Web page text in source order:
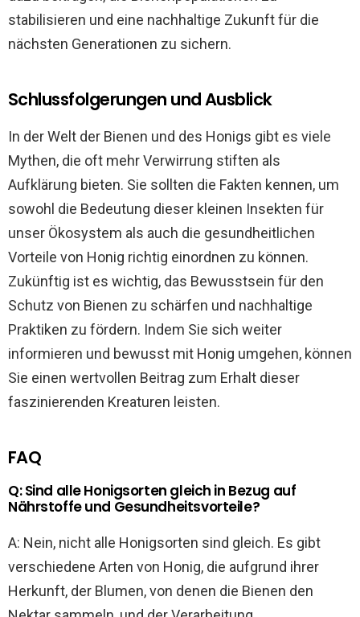
stabilisieren und eine nachhaltige Zukunft für die
nächsten Generationen zu sichern.
Schlussfolgerungen und Ausblick
In der Welt der Bienen und des Honigs gibt es viele
Mythen, die oft mehr Verwirrung stiften als
Aufklärung bieten. Sie sollten die Fakten kennen, um
sowohl die Bedeutung dieser kleinen Insekten für
unser Ökosystem als auch die gesundheitlichen
Vorteile von Honig richtig einordnen zu können.
Zukünftig ist es wichtig, das Bewusstsein für den
Schutz von Bienen zu schärfen und nachhaltige
Praktiken zu fördern. Indem Sie sich weiter
informieren und bewusst mit Honig umgehen, können
Sie einen wertvollen Beitrag zum Erhalt dieser
faszinierenden Kreaturen leisten.
FAQ
Q: Sind alle Honigsorten gleich in Bezug auf
Nährstoffe und Gesundheitsvorteile?
A: Nein, nicht alle Honigsorten sind gleich. Es gibt
verschiedene Arten von Honig, die aufgrund ihrer
Herkunft, der Blumen, von denen die Bienen den